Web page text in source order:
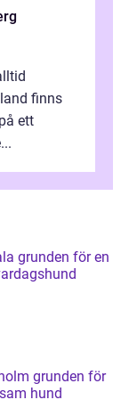
finns
ett
en
för
hund